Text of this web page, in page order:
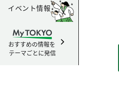
イベント情報
おすすめの情報を
テーマごとに発信